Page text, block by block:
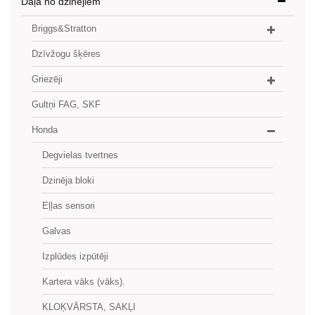
Briggs&Stratton
Dzīvžogu šķēres
Griezēji
Gultņi FAG, SKF
Honda
Degvielas tvertnes
Dzinēja bloki
Eļļas sensori
Galvas
Izplūdes izpūtēji
Kartera vāks (vāks).
KLOĶVĀRSTA, SAKĻI